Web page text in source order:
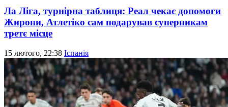
Ла Ліга, турнірна таблиця: Реал чекає допомоги
Жирони, Атлетіко сам подарував суперникам
третє місце
15 лютого, 22:38 Іспанія